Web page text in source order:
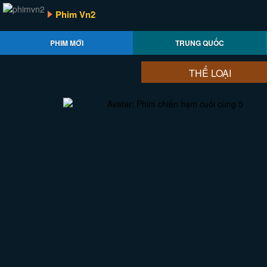
Phim Vn2
PHIM MỚI TRUNG QUỐC
THỂ LOẠI